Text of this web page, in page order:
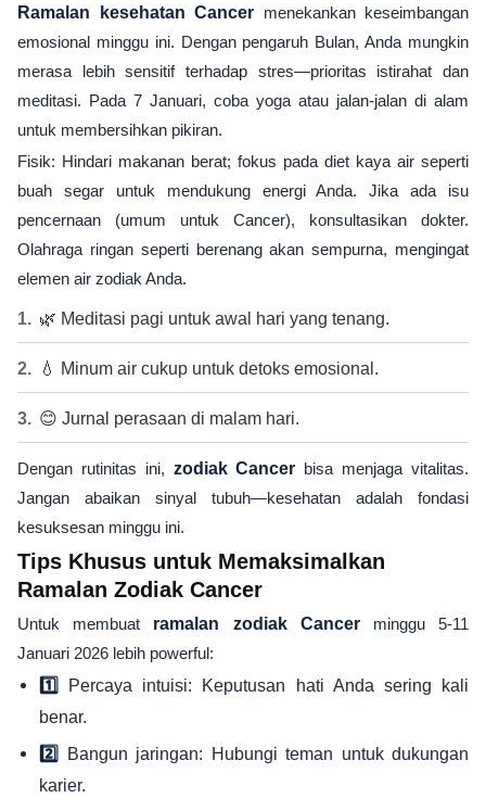
Ramalan kesehatan Cancer menekankan keseimbangan
emosional minggu ini. Dengan pengaruh Bulan, Anda mungkin
merasa lebih sensitif terhadap stres—prioritas istirahat dan
meditasi. Pada 7 Januari, coba yoga atau jalan-jalan di alam
untuk membersihkan pikiran.
Fisik: Hindari makanan berat; fokus pada diet kaya air seperti
buah segar untuk mendukung energi Anda. Jika ada isu
pencernaan (umum untuk Cancer), konsultasikan dokter.
Olahraga ringan seperti berenang akan sempurna, mengingat
elemen air zodiak Anda.
🌿 Meditasi pagi untuk awal hari yang tenang.
💧 Minum air cukup untuk detoks emosional.
😊 Jurnal perasaan di malam hari.
Dengan rutinitas ini, zodiak Cancer bisa menjaga vitalitas.
Jangan abaikan sinyal tubuh—kesehatan adalah fondasi
kesuksesan minggu ini.
Tips Khusus untuk Memaksimalkan
Ramalan Zodiak Cancer
Untuk membuat ramalan zodiak Cancerminggu 5-11
Januari 2026 lebih powerful:
1️⃣
Percaya intuisi: Keputusan hati Anda sering kali
benar.
2️⃣
Bangun jaringan: Hubungi teman untuk dukungan
karier.